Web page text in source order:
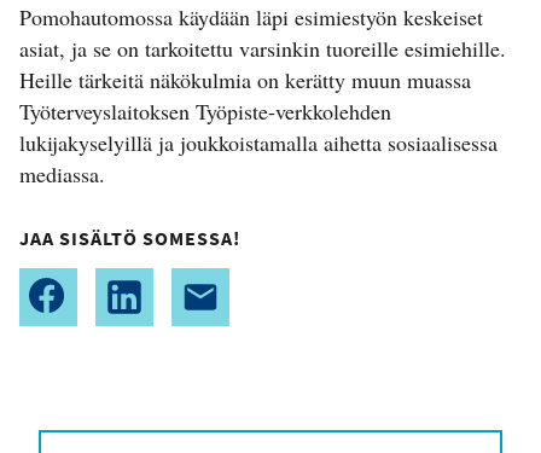
Pomohautomossa käydään läpi esimiestyön keskeiset
asiat, ja se on tarkoitettu varsinkin tuoreille esimiehille.
Heille tärkeitä näkökulmia on kerätty muun muassa
Työterveyslaitoksen Työpiste-verkkolehden
lukijakyselyillä ja joukkoistamalla aihetta sosiaalisessa
mediassa.
JAA SISÄLTÖ SOMESSA!